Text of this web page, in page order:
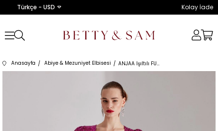
Türkçe - USD Kolay İade
Anasayfa Abiye & Mezuniyet Elbisesi ANJAA Işıltılı FUŞYA Kare Yaka Balık Gece Elbisesi